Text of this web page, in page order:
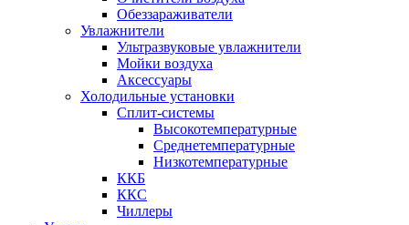
Обеззараживатели
Увлажнители
Ультразвуковые увлажнители
Мойки воздуха
Аксессуары
Холодильные установки
Сплит-системы
Высокотемпературные
Среднетемпературные
Низкотемпературные
ККБ
ККС
Чиллеры